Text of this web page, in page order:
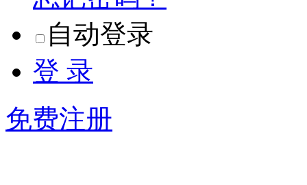
自动登录
登 录
免费注册